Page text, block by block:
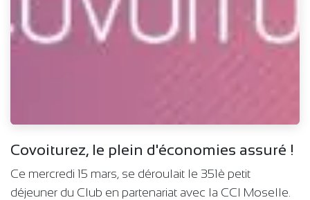
Covoiturez, le plein d'économies assuré !
Ce mercredi 15 mars, se déroulait le 351è petit
déjeuner du Club en partenariat avec la CCI Moselle.